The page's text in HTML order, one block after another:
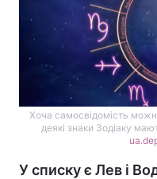
Хоча самосвідомість
деякі знаки Зодіаку
У списку є Лев і